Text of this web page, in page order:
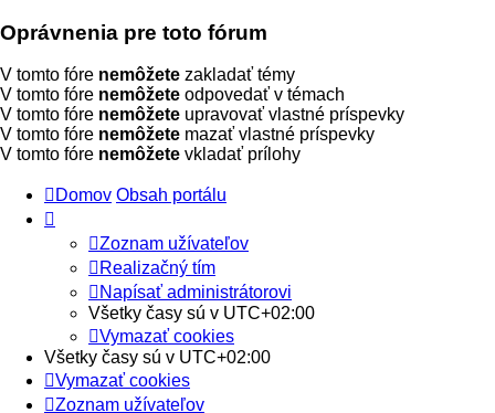
Oprávnenia pre toto fórum
V tomto fóre nemôžete zakladať témy
V tomto fóre nemôžete odpovedať v témach
V tomto fóre nemôžete upravovať vlastné príspevky
V tomto fóre nemôžete mazať vlastné príspevky
V tomto fóre nemôžete vkladať prílohy
Domov Obsah portálu
Zoznam užívateľov
Realizačný tím
Napísať administrátorovi
Všetky časy sú v UTC+02:00
Vymazať cookies
Všetky časy sú v UTC+02:00
Vymazať cookies
Zoznam užívateľov